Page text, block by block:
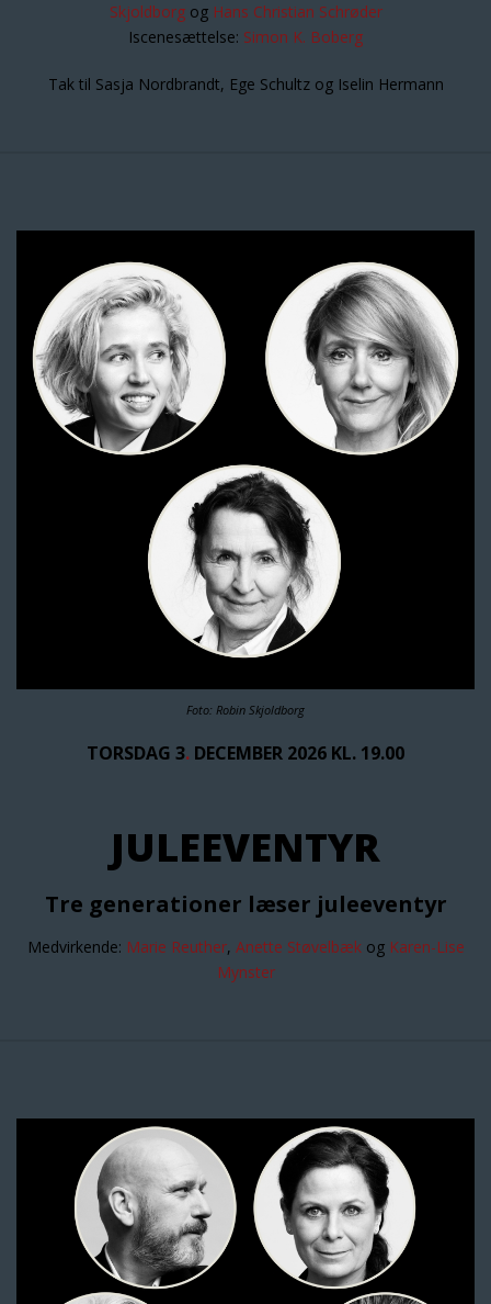
Skjoldborgog Hans Christian Schrøder
Iscenesættelse: Simon K. Boberg
Tak til Sasja Nordbrandt, Ege Schultz og Iselin Hermann
Foto: Robin Skjoldborg
TORSDAG 3. DECEMBER 2026 KL. 19.00
JULEEVENTYR
Tre generationer læser juleeventyr
Medvirkende: Marie Reuther, Anette Støvelbækog Karen-Lise
Mynster